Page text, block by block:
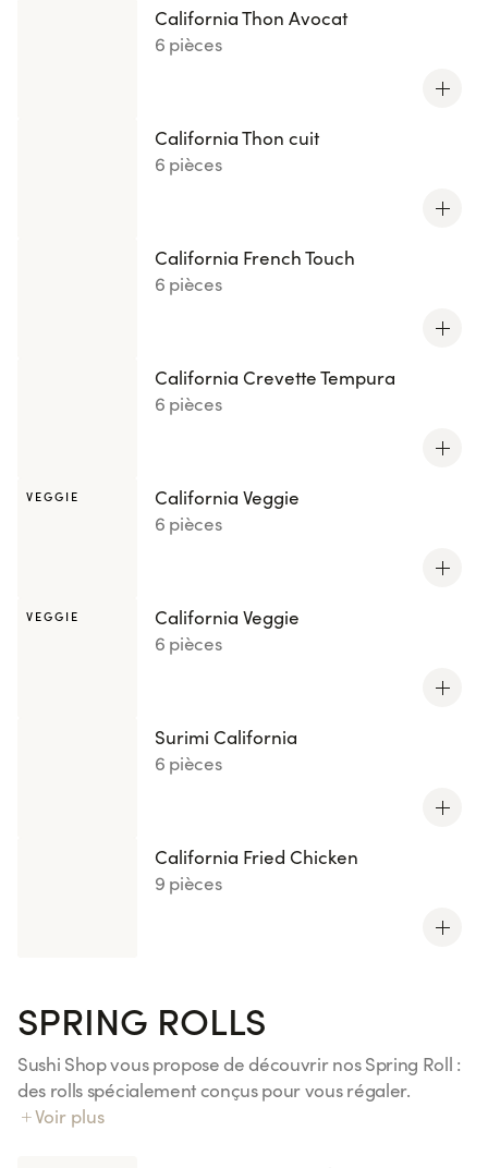
California Thon Avocat
6 pièces
California Thon cuit
6 pièces
California French Touch
6 pièces
California Crevette Tempura
6 pièces
VEGGIE
California Veggie
6 pièces
VEGGIE
California Veggie
6 pièces
Surimi California
6 pièces
California Fried Chicken
9 pièces
SPRING ROLLS
Sushi Shop vous propose de découvrir nos Spring Roll :
des rolls spécialement conçus pour vous régaler.
Laissez vous tenter par nos recettes originales de roll
Voir plus